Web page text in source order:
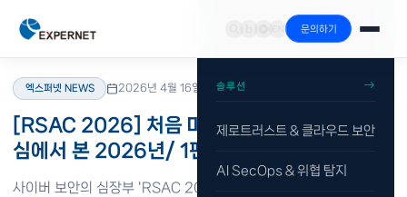
문의하기
솔루션
제로트러스트 & 클라우드 보안
AI SecOps & 위협 탐지
엑스퍼넷 NEWS 2026년 4월 16일 읽기 2분
[RSAC 2026] 처음 마주한 RSAC, 보안의 중
심에서 본 2026년/ 1편
사이버 보안의 심장부 'RSAC 2026'에 가다! 엑스퍼넷 CISO가 직